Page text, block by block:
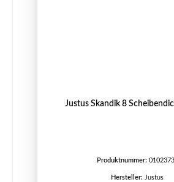
Justus Skandik 8
Produktnummer:
Hersteller: Justus